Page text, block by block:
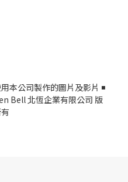
本公司製作的圖片及影片 ◾
Bell 北恆企業有限公司 版